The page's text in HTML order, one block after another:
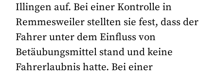
Illingen auf. Bei einer Kontrolle in
Remmesweiler stellten sie fest, dass der
Fahrer unter dem Einfluss von
Betäubungsmittel stand und keine
Fahrerlaubnis hatte. Bei einer